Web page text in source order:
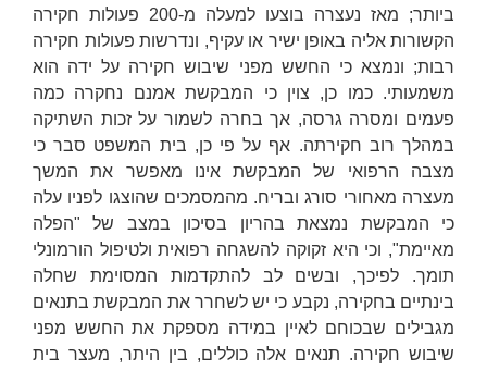
ביותר; מאז נעצרה בוצעו למעלה מ-200 פעולות חקירה
הקשורות אליה באופן ישיר או עקיף, ונדרשות פעולות חקירה
רבות; ונמצא כי החשש מפני שיבוש חקירה על ידה הוא
משמעותי. כמו כן, צוין כי המבקשת אמנם נחקרה כמה
פעמים ומסרה גרסה, אך בחרה לשמור על זכות השתיקה
במהלך רוב חקירתה. אף על פי כן, בית המשפט סבר כי
מצבה הרפואי של המבקשת אינו מאפשר את המשך
מעצרה מאחורי סורג ובריח. מהמסמכים שהוצגו לפניו עלה
כי המבקשת נמצאת בהריון בסיכון במצב של "הפלה
מאיימת", וכי היא זקוקה להשגחה רפואית ולטיפול הורמונלי
תומך. לפיכך, ובשים לב להתקדמות המסוימת שחלה
בינתיים בחקירה, נקבע כי יש לשחרר את המבקשת בתנאים
מגבילים שבכוחם לאיין במידה מספקת את החשש מפני
שיבוש חקירה. תנאים אלה כוללים, בין היתר, מעצר בית